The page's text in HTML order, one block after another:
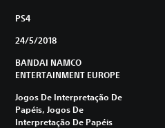
PS4
24/5/2018
BANDAI NAMCO
ENTERTAINMENT EUROPE
Jogos De Interpretação De
Papéis, Jogos De
Interpretação De Papéis